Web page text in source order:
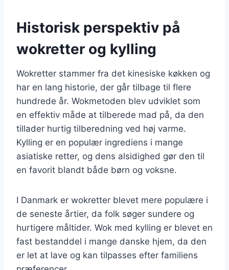
Historisk perspektiv på
wokretter og kylling
Wokretter stammer fra det kinesiske køkken og
har en lang historie, der går tilbage til flere
hundrede år. Wokmetoden blev udviklet som
en effektiv måde at tilberede mad på, da den
tillader hurtig tilberedning ved høj varme.
Kylling er en populær ingrediens i mange
asiatiske retter, og dens alsidighed gør den til
en favorit blandt både børn og voksne.
I Danmark er wokretter blevet mere populære i
de seneste årtier, da folk søger sundere og
hurtigere måltider. Wok med kylling er blevet en
fast bestanddel i mange danske hjem, da den
er let at lave og kan tilpasses efter familiens